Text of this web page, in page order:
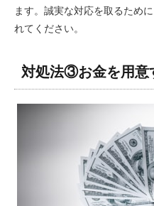
ます。誠実な対応を取るため
れてください。
対処法③お金を用意